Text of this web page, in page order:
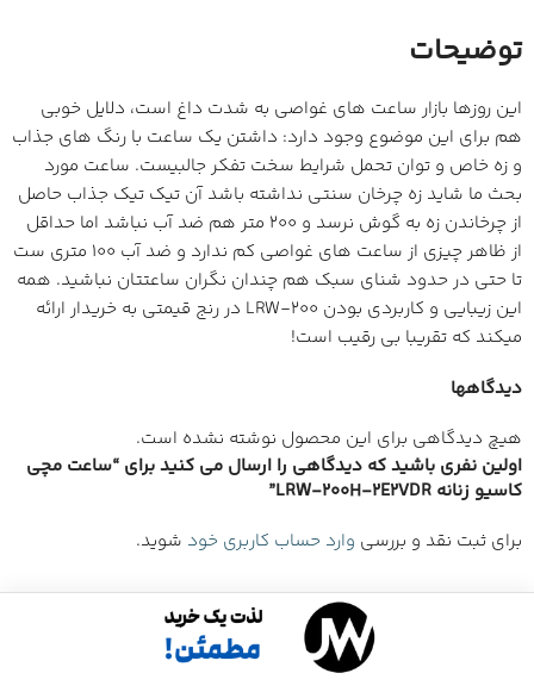
توضیحات
این روزها بازار ساعت های غواصی به شدت داغ است، دلایل خوبی
هم برای این موضوع وجود دارد: داشتن یک ساعت با رنگ های جذاب
و زه خاص و توان تحمل شرایط سخت تفکر جالبیست. ساعت مورد
بحث ما شاید زه چرخان سنتی نداشته باشد آن تیک تیک جذاب حاصل
از چرخاندن زه به گوش نرسد و 200 متر هم ضد آب نباشد اما حداقل
از ظاهر چیزی از ساعت های غواصی کم ندارد و ضد آب 100 متری ست
تا حتی در حدود شنای سبک هم چندان نگران ساعتتان نباشید. همه
این زیبایی و کاربردی بودن LRW-200 در رنج قیمتی به خریدار ارائه
میکند که تقریبا بی رقیب است!
دیدگاهها
هیچ دیدگاهی برای این محصول نوشته نشده است.
اولین نفری باشید که دیدگاهی را ارسال می کنید برای “ساعت مچی
کاسیو زنانه LRW-200H-2E2VDR”
برای ثبت نقد و بررسی وارد حساب کاربری خود شوید.